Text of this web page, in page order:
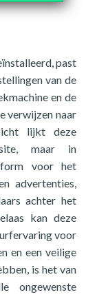
past
van de
en de
verwijzen naar
lijkt deze
maar in
voor het
advertenties,
achter het
kan deze
voor
en een veilige
is het van
ongewenste